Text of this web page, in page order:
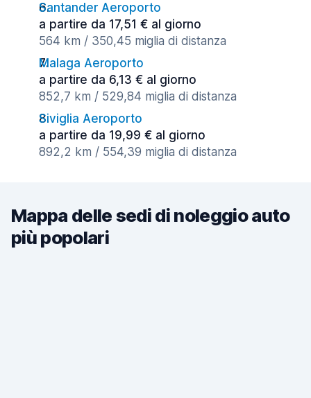
Santander Aeroporto
a partire da 17,51 € al giorno
564 km / 350,45 miglia di distanza
Malaga Aeroporto
a partire da 6,13 € al giorno
852,7 km / 529,84 miglia di distanza
Siviglia Aeroporto
a partire da 19,99 € al giorno
892,2 km / 554,39 miglia di distanza
Mappa delle sedi di noleggio auto
più popolari